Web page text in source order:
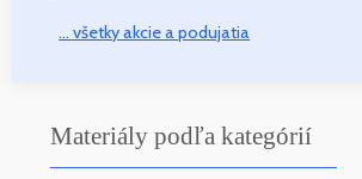
... všetky akcie a podujatia
Materiály podľa kategórií